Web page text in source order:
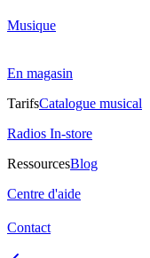
Musique
En magasin
TarifsCatalogue musical
Radios In-store
RessourcesBlog
Centre d'aide
Contact